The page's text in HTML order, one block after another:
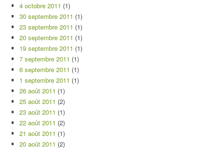
4 octobre 2011 (1)
30 septembre 2011 (1)
23 septembre 2011 (1)
20 septembre 2011 (1)
19 septembre 2011 (1)
7 septembre 2011 (1)
6 septembre 2011 (1)
1 septembre 2011 (1)
26 août 2011 (1)
25 août 2011 (2)
23 août 2011 (1)
22 août 2011 (2)
21 août 2011 (1)
20 août 2011 (2)